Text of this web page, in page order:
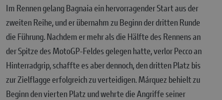
Im Rennen gelang Bagnaia ein hervorragender Start aus der
zweiten Reihe, und er übernahm zu Beginn der dritten Runde
die Führung. Nachdem er mehr als die Hälfte des Rennens an
der Spitze des MotoGP-Feldes gelegen hatte, verlor Pecco an
Hinterradgrip, schaffte es aber dennoch, den dritten Platz bis
zur Zielflagge erfolgreich zu verteidigen. Márquez behielt zu
Beginn den vierten Platz und wehrte die Angriffe seiner